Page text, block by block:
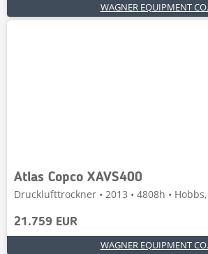
WAGNER EQUIPMENT CO.
Atlas Copco XAVS400
Drucklufttrockner • 2013 • 4808h •
21.759 EUR
WAGNER EQUIPMENT CO.